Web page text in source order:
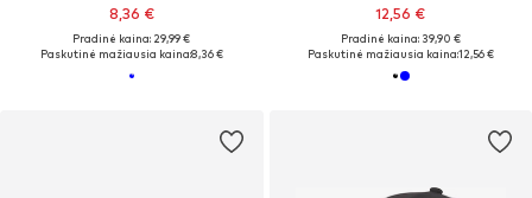
8,36 €
Pradinė kaina: 29,99 €
Paskutinė mažiausia kaina:8,36 €
12,56 €
Pradinė kaina: 39,90 €
Paskutinė mažiausia kaina:12,56 €